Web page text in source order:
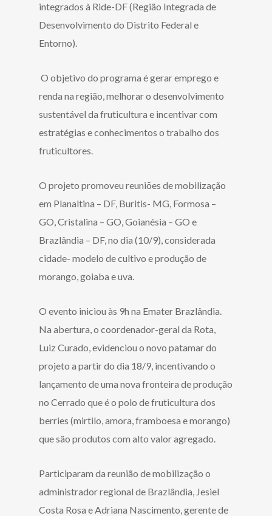
integrados à Ride-DF (Região Integrada de
Desenvolvimento do Distrito Federal e
Entorno).
O objetivo do programa é gerar emprego e
renda na região, melhorar o desenvolvimento
sustentável da fruticultura e incentivar com
estratégias e conhecimentos o trabalho dos
fruticultores.
O projeto promoveu reuniões de mobilização
em Planaltina – DF, Buritis- MG, Formosa –
GO, Cristalina – GO, Goianésia – GO e
Brazlândia – DF, no dia (10/9), considerada
cidade- modelo de cultivo e produção de
morango, goiaba e uva.
O evento iniciou às 9h na Emater Brazlândia.
Na abertura, o coordenador-geral da Rota,
Luiz Curado, evidenciou o novo patamar do
projeto a partir do dia 18/9, incentivando o
lançamento de uma nova fronteira de produção
no Cerrado que é o polo de fruticultura dos
berries (mirtilo, amora, framboesa e morango)
que são produtos com alto valor agregado.
Participaram da reunião de mobilização o
administrador regional de Brazlândia, Jesiel
Costa Rosa e Adriana Nascimento, gerente de